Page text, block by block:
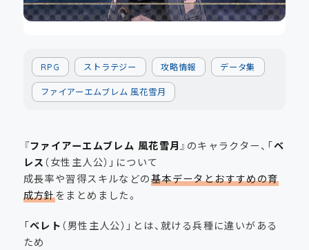
RPG ストラテジー 攻略情報 データ集
ファイアーエムブレム 風花雪月
『ファイアーエムブレム 風花雪月』のキャラクター、「ベ
レス （女性主人公）」について
成長率や習得スキルなどの基本データとおすすめの育
成方針をまとめました。
「ベレト （男性主人公）」とは、就ける兵種に違いがある
ため